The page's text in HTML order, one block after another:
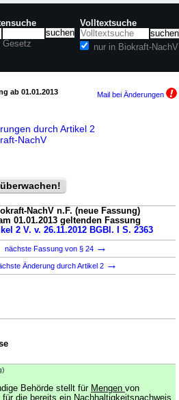
Gesetz
Volltextsuche
nur in Biokraft-NachV
ab 01.01.2013 Mail bei Änderungen
durch Artikel 2
NachV
NachV n.F. (neue Fassung)
01.01.2013 geltenden Fassung
2 V. v. 26.11.2012 BGBl. I S. 2363
nächste Fassung von § 24 →
Änderung durch Artikel 2 →
Behörde stellt für Mengen von
die bereits ein Nachhaltigkeitsnachweis